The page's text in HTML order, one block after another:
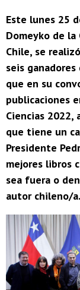
Este lunes 25
Domeyko de la
Chile, se
seis ganadores
que en su
publicaciones
Ciencias 2022,
que tiene un
Presidente
mejores libros
sea fuera o
autor chileno/a.